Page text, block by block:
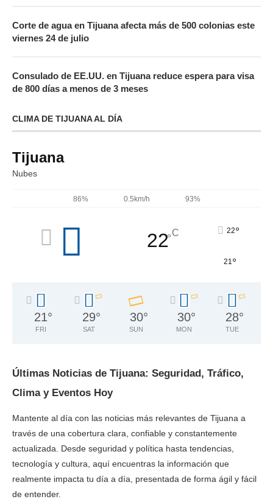
Corte de agua en Tijuana afecta más de 500 colonias este
viernes 24 de julio
Consulado de EE.UU. en Tijuana reduce espera para visa
de 800 días a menos de 3 meses
CLIMA DE TIJUANA AL DÍA
Tijuana
Nubes
86% 0.5km/h 93%
22°C 22°
21°
21°
FRI
29°
SAT
30°
SUN
30°
MON
28°
TUE
Últimas Noticias de Tijuana: Seguridad, Tráfico,
Clima y Eventos Hoy
Mantente al día con las noticias más relevantes de Tijuana a
través de una cobertura clara, confiable y constantemente
actualizada. Desde seguridad y política hasta tendencias,
tecnología y cultura, aquí encuentras la información que
realmente impacta tu día a día, presentada de forma ágil y fácil
de entender.